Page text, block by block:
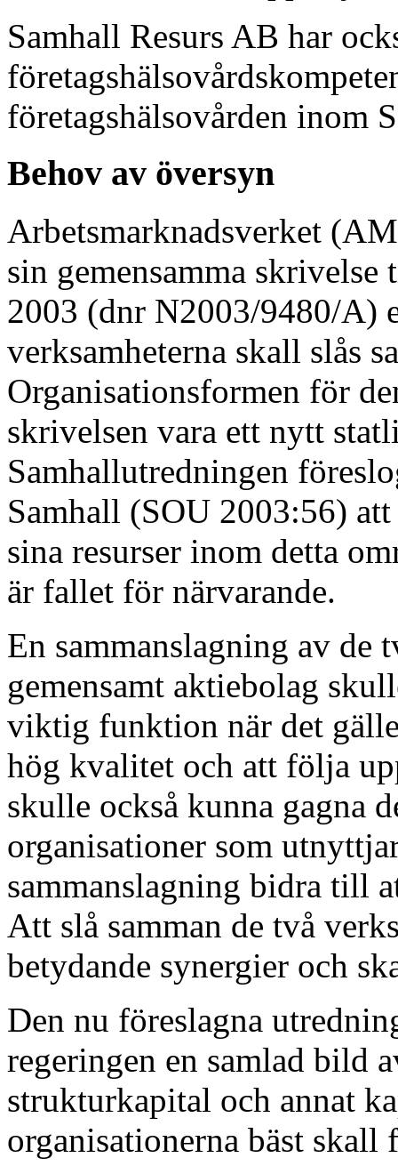
Samhall Resurs AB har
företagshälsovården inom
Behov av översyn
Arbetsmarknadsverket
sin gemensamma
2003 (dnr N2003/9480/A)
verksamheterna skall slås
Organisationsformen för
skrivelsen vara ett nytt
Samhallutredningen
Samhall (SOU 2003:56)
sina resurser inom detta
är fallet för närvarande.
En sammanslagning av de
gemensamt aktiebolag
viktig funktion när det
hög kvalitet och att följa
skulle också kunna gagna
organisationer som
sammanslagning bidra till
Att slå samman de två
betydande synergier och
Den nu föreslagna
regeringen en samlad bild
strukturkapital och annat
organisationerna bäst skall